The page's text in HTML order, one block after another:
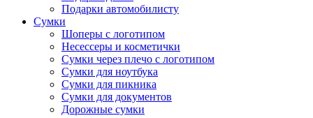
Подарки автомобилисту
Сумки
Шоперы с логотипом
Несессеры и косметички
Сумки через плечо с логотипом
Сумки для ноутбука
Сумки для пикника
Сумки для документов
Дорожные сумки